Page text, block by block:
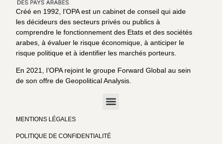
Créé en 1992, l’OPA est un cabinet de conseil qui aide
les décideurs des secteurs privés ou publics à
comprendre le fonctionnement des Etats et des sociétés
arabes, à évaluer le risque économique, à anticiper le
risque politique et à identifier les marchés porteurs.
En 2021, l’OPA rejoint le groupe Forward Global au sein
de son offre de Geopolitical Analysis.
MENTIONS LÉGALES
POLITIQUE DE CONFIDENTIALITÉ